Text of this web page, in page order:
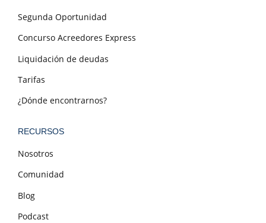
Segunda Oportunidad
Concurso Acreedores Express
Liquidación de deudas
Tarifas
¿Dónde encontrarnos?
RECURSOS
Nosotros
Comunidad
Blog
Podcast